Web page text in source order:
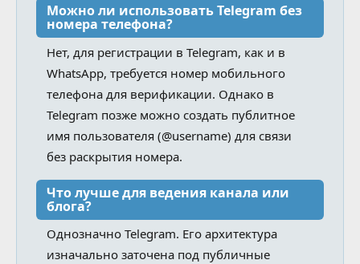
Можно ли использовать Telegram без
номера телефона?
Нет, для регистрации в Telegram, как и в
WhatsApp, требуется номер мобильного
телефона для верификации. Однако в
Telegram позже можно создать публитное
имя пользователя (@username) для связи
без раскрытия номера.
Что лучше для ведения канала или
блога?
Однозначно Telegram. Его архитектура
изначально заточена под публичные